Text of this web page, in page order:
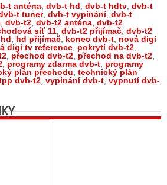
t anténa dvb-t hd dvb-t hdtv dvb-t
t tuner, dvb-t vypínání, dvb-t
dvb-t2 dvb-t2 anténa dvb-t2
síť 11 dvb-t2 přijímač dvb-t2
hd hd přijímač konec dvb-t nová digi
digi tv reference pokrytí dvb-t2
přechod dvb-t2 přechod na dvb-t2
programy zdarma dvb-t programy
plán přechodu technický plán
dvb-t2 vypínání dvb-t vypnutí dvb-